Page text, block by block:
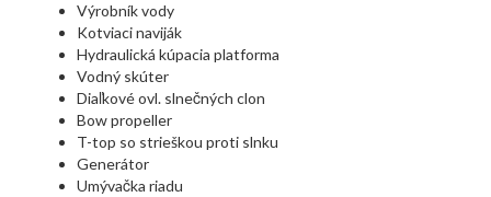
Výrobník vody
Kotviaci naviják
Hydraulická kúpacia platforma
Vodný skúter
Diaľkové ovl. slnečných clon
Bow propeller
T-top so strieškou proti slnku
Generátor
Umývačka riadu